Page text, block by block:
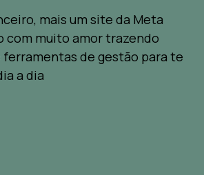
mais um site da Meta
com muito amor trazendo
de gestão para te
a dia